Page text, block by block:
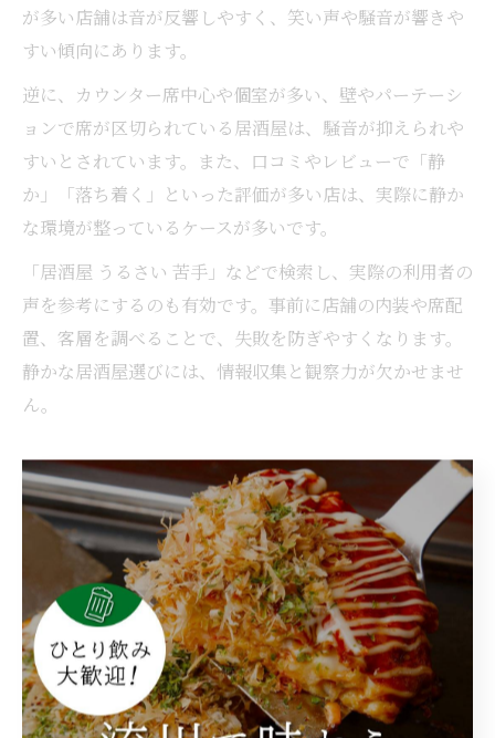
が多い店舗は音が反響しやすく、笑い声や騒音が響きや
すい傾向にあります。
逆に、カウンター席中心や個室が多い、壁やパーテーシ
ョンで席が区切られている居酒屋は、騒音が抑えられや
すいとされています。また、口コミやレビューで「静
か」「落ち着く」といった評価が多い店は、実際に静か
な環境が整っているケースが多いです。
「居酒屋 うるさい 苦手」などで検索し、実際の利用者の
声を参考にするのも有効です。事前に店舗の内装や席配
置、客層を調べることで、失敗を防ぎやすくなります。
静かな居酒屋選びには、情報収集と観察力が欠かせませ
ん。
居酒屋の騒がしさに悩まないマ
ナー術
居酒屋で静かに過ごすマナーの基本
居酒屋は多くの人がリラックスや会話を楽しむために訪
れる場所ですが、中には静かな雰囲気を求める方も少な
くありません。そのため、まずは自身が静かに過ごした